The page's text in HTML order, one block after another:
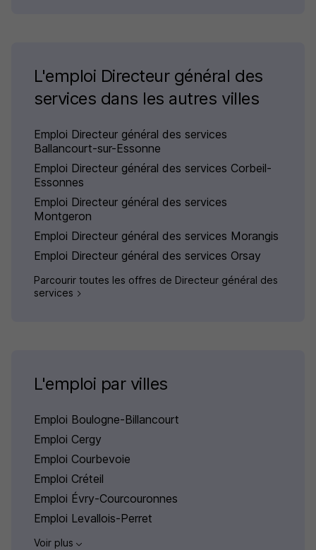
L'emploi Directeur général des
services dans les autres villes
Emploi Directeur général des services
Ballancourt-sur-Essonne
Emploi Directeur général des services Corbeil-
Essonnes
Emploi Directeur général des services
Montgeron
Emploi Directeur général des services Morangis
Emploi Directeur général des services Orsay
Parcourir toutes les offres de Directeur général des
services
L'emploi par villes
Emploi Boulogne-Billancourt
Emploi Cergy
Emploi Courbevoie
Emploi Créteil
Emploi Évry-Courcouronnes
Emploi Levallois-Perret
Voir plus